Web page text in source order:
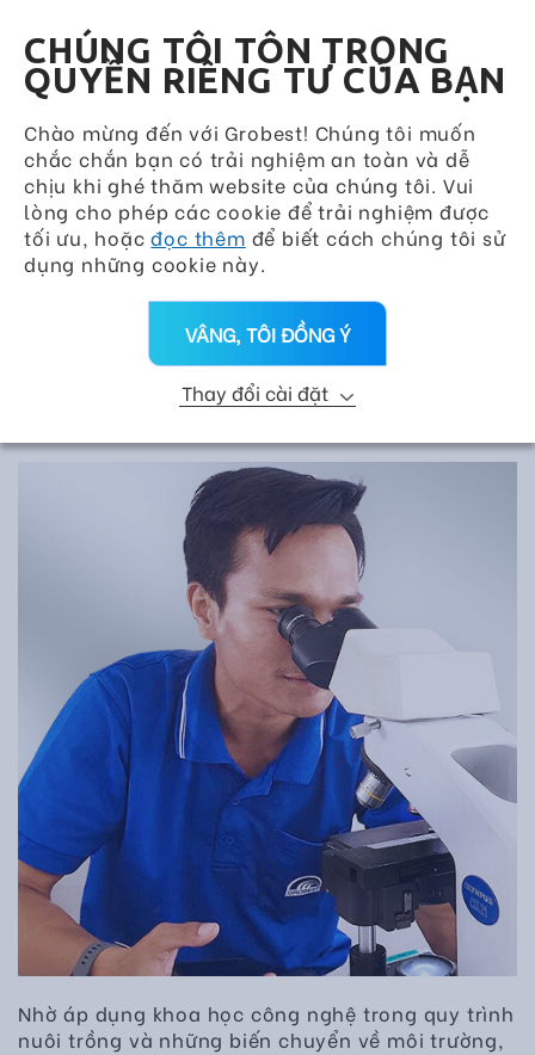
CHÚNG TÔI TÔN TRỌNG
QUYỀN RIÊNG TƯ CỦA BẠN
Chào mừng đến với Grobest! Chúng tôi muốn
chắc chắn bạn có trải nghiệm an toàn và dễ
chịu khi ghé thăm website của chúng tôi. Vui
lòng cho phép các cookie để trải nghiệm được
tối ưu, hoặcđọc thêm để biết cách chúng tôi sử
dụng những cookie này.
VÂNG, TÔI ĐỒNG Ý
Thay đổi cài đặt
DỊCH VỤ KỸ THUẬT
Nhờ áp dụng khoa học công nghệ trong quy trình
nuôi trồng và những biến chuyển về môi trường,